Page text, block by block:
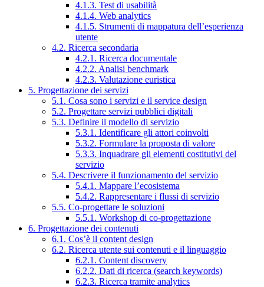
4.1.3. Test di usabilità
4.1.4. Web analytics
4.1.5. Strumenti di mappatura dell’esperienza
utente
4.2. Ricerca secondaria
4.2.1. Ricerca documentale
4.2.2. Analisi benchmark
4.2.3. Valutazione euristica
5. Progettazione dei servizi
5.1. Cosa sono i servizi e il service design
5.2. Progettare servizi pubblici digitali
5.3. Definire il modello di servizio
5.3.1. Identificare gli attori coinvolti
5.3.2. Formulare la proposta di valore
5.3.3. Inquadrare gli elementi costitutivi del
servizio
5.4. Descrivere il funzionamento del servizio
5.4.1. Mappare l’ecosistema
5.4.2. Rappresentare i flussi di servizio
5.5. Co-progettare le soluzioni
5.5.1. Workshop di co-progettazione
6. Progettazione dei contenuti
6.1. Cos’è il content design
6.2. Ricerca utente sui contenuti e il linguaggio
6.2.1. Content discovery
6.2.2. Dati di ricerca (search keywords)
6.2.3. Ricerca tramite analytics